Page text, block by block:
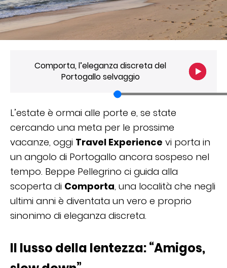
Comporta, l’eleganza discreta del
Portogallo selvaggio
L’estate è ormai alle porte e, se state
cercando una meta per le prossime
vacanze, oggi Travel Experience vi porta in
un angolo di Portogallo ancora sospeso nel
tempo. Beppe Pellegrino ci guida alla
scoperta di Comporta, una località che negli
ultimi anni è diventata un vero e proprio
sinonimo di eleganza discreta.
Il lusso della lentezza: “Amigos,